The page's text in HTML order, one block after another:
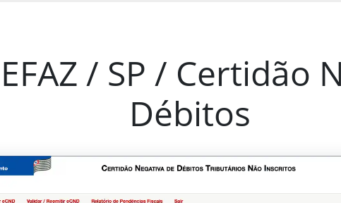
/ SP / Certidão
Débitos